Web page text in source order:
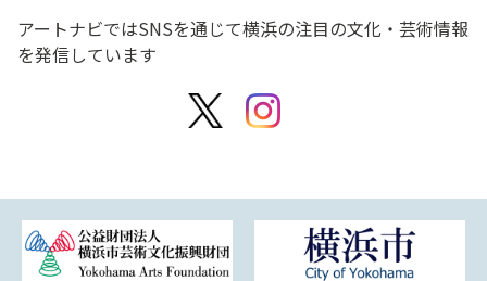
アートナビではSNSを通じて横浜の注目の文化・芸術情報
を発信しています